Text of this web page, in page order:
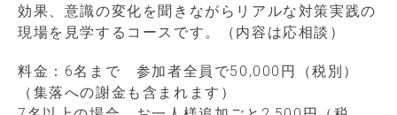
効果、意識の変化を聞きながらリアルな対策実践の
現場を見学するコースです。（内容は応相談）
料金：6名まで 参加者全員で50,000円（税別）
（集落への謝金も含まれます）